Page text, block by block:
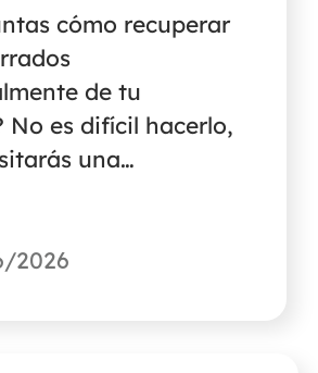
cómo recuperar
de tu
No es difícil hacerlo,
una
pueda recuperar
tarjeta SD.
2026